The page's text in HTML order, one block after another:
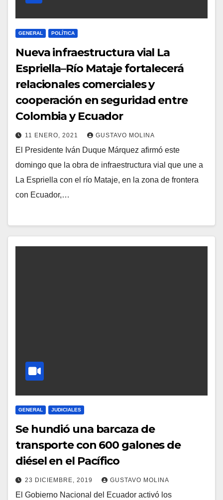
GENERAL POLÍTICA
Nueva infraestructura vial La
Espriella–Río Mataje fortalecerá
relacionales comerciales y
cooperación en seguridad entre
Colombia y Ecuador
11 ENERO, 2021 GUSTAVO MOLINA
El Presidente Iván Duque Márquez afirmó este
domingo que la obra de infraestructura vial que une a
La Espriella con el río Mataje, en la zona de frontera
con Ecuador,…
GENERAL JUDICIALES
Se hundió una barcaza de
transporte con 600 galones de
diésel en el Pacífico
23 DICIEMBRE, 2019 GUSTAVO MOLINA
El Gobierno Nacional del Ecuador activó los